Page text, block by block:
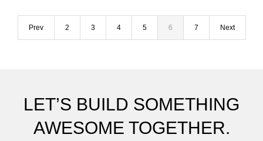
Prev 2 3 4 5 6 7 Next
LET’S BUILD SOMETHING
AWESOME TOGETHER.